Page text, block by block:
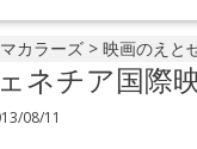
カラーズ> 映画のえと
ネチア国際
08/11